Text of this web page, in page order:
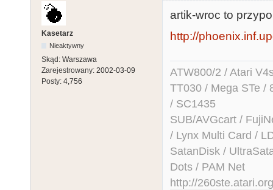
Kasetarz
Nieaktywny
Skąd: Warszawa
Zarejestrowany: 2002-03-09
Posty: 4,756
artik-wroc to
http://
ATW800/2 / Atari
TT030 / Mega STe /
/ SC1435
SUB/AVGcart /
/ Lynx Multi Card /
SatanDisk /
Dots / PAM Net
http://260ste.atari.org